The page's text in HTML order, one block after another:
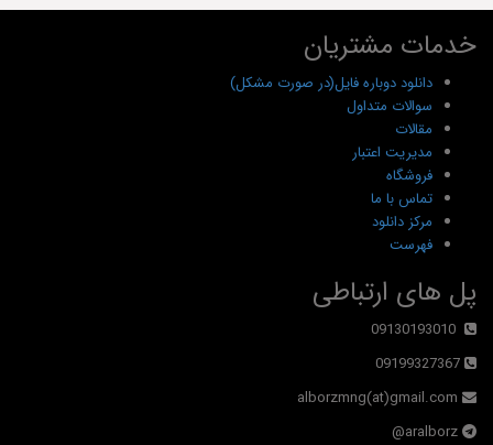
خدمات مشتریان
دانلود دوباره فایل(در صورت مشکل)
سوالات متداول
مقالات
مدیریت اعتبار
فروشگاه
تماس با ما
مرکز دانلود
فهرست
پل های ارتباطی
09130193010
09199327367
alborzmng(at)gmail.com
aralborz@